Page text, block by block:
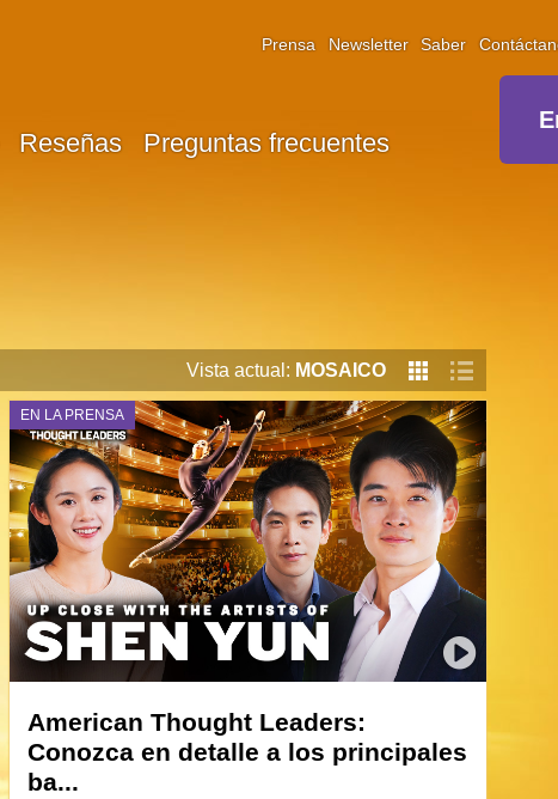
Reseñas Preguntas frecuentes
Prensa Newsletter Saber
Vista actual: MOSAICO
EN LA PRENSA
American Thought Leaders:
Conozca en detalle a los principales
ba...